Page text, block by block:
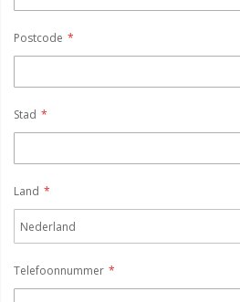
Postcode
Stad
Land
Telefoonnummer